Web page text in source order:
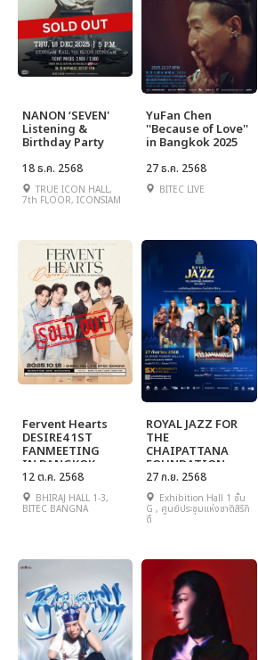
NANON ‘SEVEN'
Listening &
Birthday Party
18 ธ.ค. 2568
TRUE ICON HALL,
7th FLOOR, ICONSIAM
YuFan Chen
''Because of Love''
in Bangkok 2025
27 ธ.ค. 2568
BITEC LIVE
Fervent Hearts
DESIRE4 1ST
FANMEETING
IN BANGKOK
12 ต.ค. 2568
BHIRAJ HALL 1-3,
BITEC BANGNA
ROYAL JAZZ FOR
THE
CHAIPATTANA
FOUNDATION
VOLUME 2
27 ก.ย. 2568
Exhibition Hall 1 ชั้น
G , ศูนย์ประชุมแห่งชาติสิริกิ
ติ์